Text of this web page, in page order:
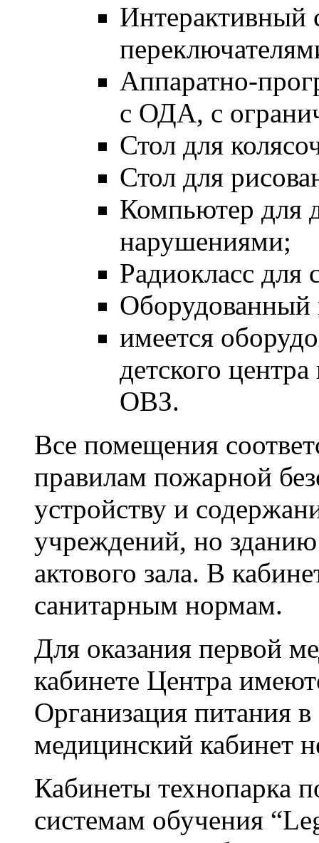
Интерактивный
Аппаратно-
с ОДА, с
Стол для
Стол для
Компьютер для
нарушениями;
Радиокласс
Оборудованный
имеется
детского
ОВЗ.
Все помещения
правилам пожарной
устройству и
учреждений, но
актового зала. В
санитарным нормам.
Для оказания первой
кабинете Центра
Организация питания
медицинский кабинет
Кабинеты технопарка
системам обучения